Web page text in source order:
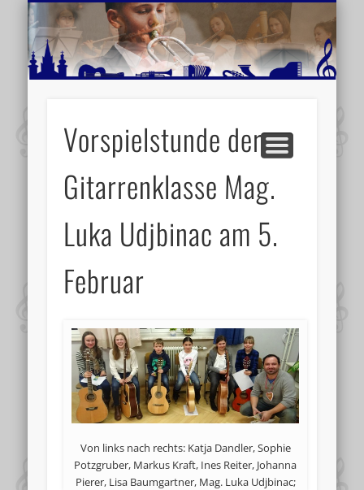
MUSIKSCHULE MARIAZELL
AKTUELLE BERICHTE
SCHULE
VIDEOS
VERANSTALTUNGSTIPPS
WEITERE INFORMATIONEN
Vorspielstunde der
Gitarrenklasse Mag.
Luka Udjbinac am 5.
Februar
Von links nach rechts: Katja Dandler, Sophie
Potzgruber, Markus Kraft, Ines Reiter, Johanna
Pierer, Lisa Baumgartner, Mag. Luka Udjbinac;